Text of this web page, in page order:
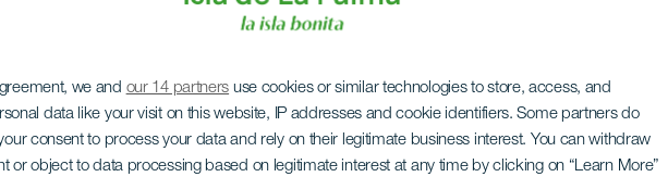
we and our 14 partners use cookies or similar technologies to store, access, and
data like your visit on this website, IP addresses and cookie identifiers. Some partners do
consent to process your data and rely on their legitimate business interest. You can withdraw
or object to data processing based on legitimate interest at any time by clicking on “Learn More”